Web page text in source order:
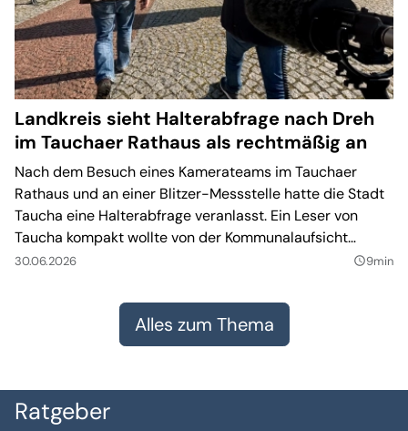
Landkreis sieht Halterabfrage nach Dreh
im Tauchaer Rathaus als rechtmäßig an
Nach dem Besuch eines Kamerateams im Tauchaer
Rathaus und an einer Blitzer-Messstelle hatte die Stadt
Taucha eine Halterabfrage veranlasst. Ein Leser von
Taucha kompakt wollte von der Kommunalaufsicht
wissen, ob das rechtsaufsichtlich zu beanstanden ist.
juristisch umfangreich – und lässt dennoch Fragen offen.
30.06.2026 query_builder9min
Alles zum Thema
Ratgeber